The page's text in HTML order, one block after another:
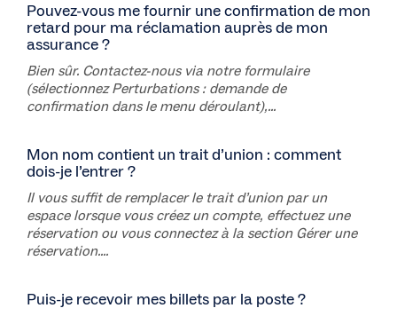
Pouvez-vous me fournir une confirmation de mon
retard pour ma réclamation auprès de mon
assurance ?
Bien sûr. Contactez-nous via notre formulaire
(sélectionnez Perturbations : demande de
confirmation dans le menu déroulant),...
Mon nom contient un trait d’union : comment
dois-je l’entrer ?
Il vous suffit de remplacer le trait d’union par un
espace lorsque vous créez un compte, effectuez une
réservation ou vous connectez à la section Gérer une
réservation....
Puis-je recevoir mes billets par la poste ?